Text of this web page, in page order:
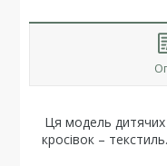
Ця модель дитячих
кросівок –